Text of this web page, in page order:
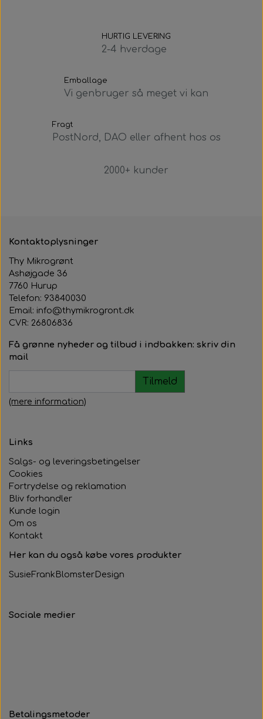
HURTIG LEVERING
2-4 hverdage
Emballage
Vi genbruger så meget vi kan
Fragt
PostNord, DAO eller afhent hos os
2000+ kunder
Kontaktoplysninger
Thy Mikrogrønt
Ashøjgade 36
7760 Hurup
Telefon: 93840030
Email: info@thymikrogront.dk
CVR: 26806836
Få grønne nyheder og tilbud i indbakken: skriv din
mail
Tilmeld
(mere information)
Links
Salgs- og leveringsbetingelser
Cookies
Fortrydelse og reklamation
Bliv forhandler
Kunde login
Om os
Kontakt
Her kan du også købe vores produkter
SusieFrankBlomsterDesign
Sociale medier
Betalingsmetoder